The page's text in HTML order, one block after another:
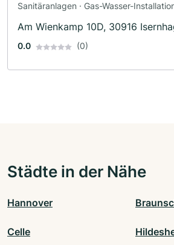
Sanitäranlagen · Gas-Wasser-
Am Wienkamp 10D, 30916
0.0 (0)
Städte in der Nähe
Hannover
Celle